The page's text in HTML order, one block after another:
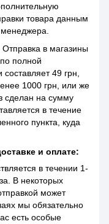
товара данным
менеджера.
Отправка в магазины
полной
49 грн,
1000 грн, или же
сделан на сумму
в течение
пункта, куда
и оплате:
в течении 1-
В некоторых
может
мы обязательно
есть особые